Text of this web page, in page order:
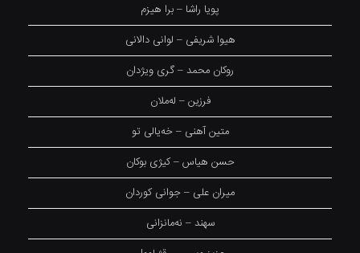
پویا راشا – برا هیزم
هیوا شریفی – لوانی دالانی
روکان محمد – گری ویژدان
فرزین – لەملان
متین آهنی – خەیالی تو
حسن هیاس – کیژی بوکان
میران علی – جوانی کوردان
سهند – نەمانزانی